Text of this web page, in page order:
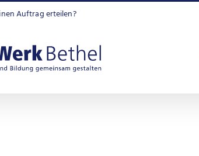
Auftrag erteilen?